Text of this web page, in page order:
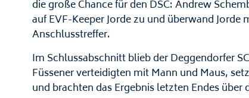
die große Chance für den DSC: Andrew
auf EVF-Keeper Jorde zu und überwand
Anschlusstreffer.
Im Schlussabschnitt blieb der Deggendorfer
Füssener verteidigten mit Mann und Maus,
und brachten das Ergebnis letzten Endes über